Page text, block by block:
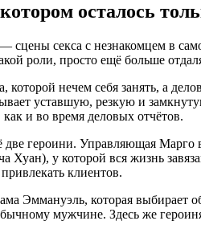
осталось
сцены секса с незнакомцем в
роли, просто ещё больше
которой нечем себя занять, а
уставшую, резкую и
и во время деловых отчётов.
героини. Управляющая Марго
Хуан), у которой вся жизнь
клиентов.
Эммануэль, которая выбирает
мужчине. Здесь же